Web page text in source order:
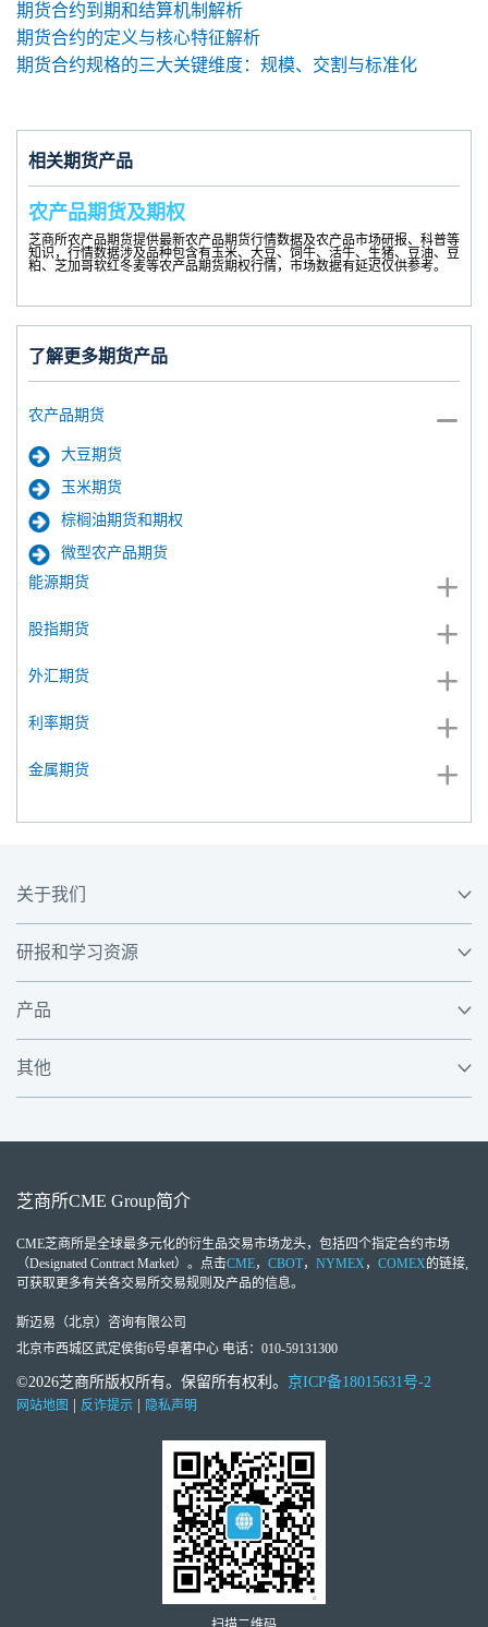
相关期货产品
农产品期货及期权
芝商所农产品期货提供最新农产品期货行情数据及农产品市场研报、科普等
知识，行情数据涉及品种包含有玉米、大豆、饲牛、活牛、生猪、豆油、豆
粕、芝加哥软红冬麦等农产品期货期权行情，市场数据有延迟仅供参考。
了解更多期货产品
农产品期货
大豆期货
玉米期货
棕榈油期货和期权
微型农产品期货
能源期货
股指期货
外汇期货
利率期货
金属期货
期货合约到期和结算机制解析
期货合约的定义与核心特征解析
期货合约规格的三大关键维度：规模、交割与标准化
关于我们
研报和学习资源
产品
其他
芝商所CME Group简介
CME芝商所是全球最多元化的衍生品交易市场龙头，包括四个指定合约市场
（Designated Contract Market）。点击CME， CBOT， NYMEX， COMEX的链接,
可获取更多有关各交易所交易规则及产品的信息。
斯迈易（北京）咨询有限公司
北京市西城区武定侯街6号卓著中心 电话：010-59131300
©2026芝商所版权所有。保留所有权利。 京ICP备18015631号-2
网站地图 反诈提示 隐私声明